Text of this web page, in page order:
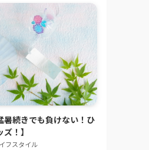
暑続きでも負けない！ひ
！】
フスタイル